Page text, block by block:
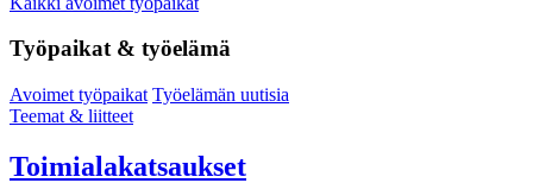
Työpaikat & työelämä
Avoimet työpaikat Työelämän uutisia
Teemat & liitteet
Toimialakatsaukset